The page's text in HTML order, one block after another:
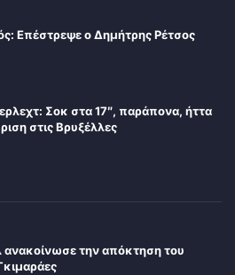
Επέστρεψε ο Δημήτρης Ρέτσος
Σοκ στα 17″, παράπονα, ήττα
στις Βρυξέλλες
την απόκτηση του